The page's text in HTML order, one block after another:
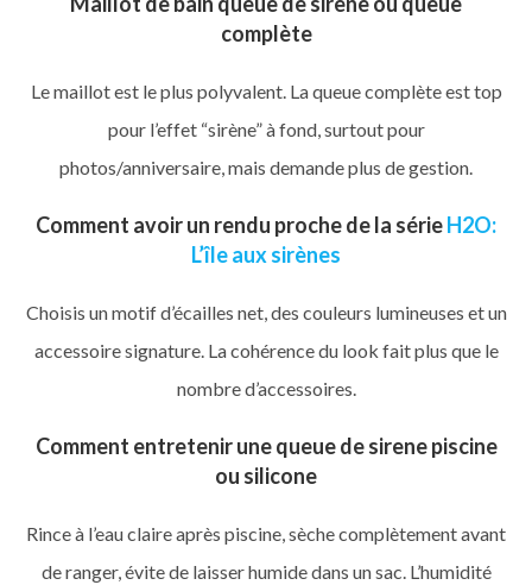
complète
Le maillot est le plus polyvalent. La queue complète est top
pour l’effet “sirène” à fond, surtout pour
photos/anniversaire, mais demande plus de gestion.
Comment avoir un rendu proche de la sérieH2O:
L’île aux sirènes
Choisis un motif d’écailles net, des couleurs lumineuses et un
accessoire signature. La cohérence du look fait plus que le
nombre d’accessoires.
Comment entretenir une queue de sirene piscine
ou silicone
Rince à l’eau claire après piscine, sèche complètement avant
de ranger, évite de laisser humide dans un sac. L’humidité